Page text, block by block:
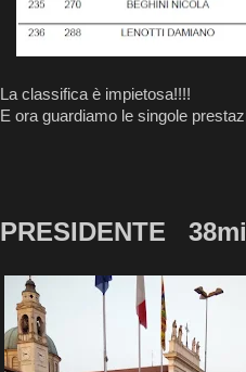
La classifica è impietosa!!!!
E ora guardiamo le singole
PRESIDENTE